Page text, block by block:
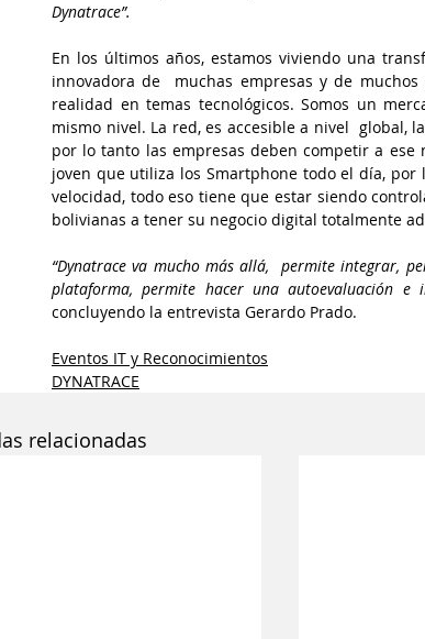
Dynatrace”.
En los últimos años, estamos viviendo una
innovadora de  muchas empresas y de
realidad en temas tecnológicos. Somos un
mismo nivel. La red, es accesible a nivel  global,
por lo tanto las empresas deben competir a
joven que utiliza los Smartphone todo el día,
velocidad, todo eso tiene que estar siendo
bolivianas a tener su negocio digital totalmente
“Dynatrace va mucho más allá,  permite integrar,
plataforma, permite hacer una autoevaluación e
concluyendo la entrevista Gerardo Prado.
Eventos IT y Reconocimientos
DYNATRACE
relacionadas